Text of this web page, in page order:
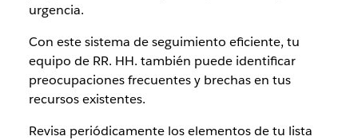
urgencia.
Con este sistema de seguimiento eficiente, tu
equipo de RR. HH. también puede identificar
preocupaciones frecuentes y brechas en tus
recursos existentes.
Revisa periódicamente los elementos de tu lista